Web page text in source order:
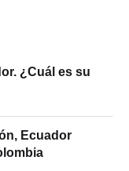
¿Cuál es su
Ecuador